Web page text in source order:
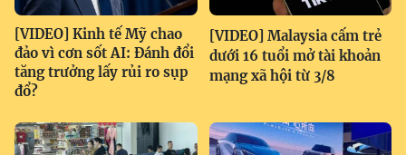
[VIDEO] Kinh tế Mỹ chao
đảo vì cơn sốt AI: Đánh đổi
tăng trưởng lấy rủi ro sụp
đổ?
[VIDEO] Malaysia cấm trẻ
dưới 16 tuổi mở tài khoản
mạng xã hội từ 3/8